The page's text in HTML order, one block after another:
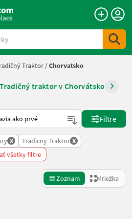
Traktor /Chorvatsko
traktor v Chorvátsko
na Landwirt.com
Filtre
x Tradicny Traktor x
všetky filtre
Zoznam Mriežka